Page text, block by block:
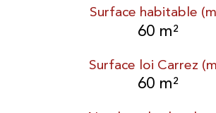
Surface habitable
60 m²
Surface loi Carrez
60 m²